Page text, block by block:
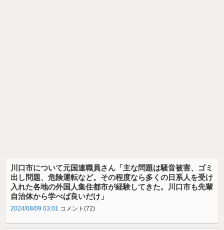
川口市について元国連職員さん「主な問題は騒音被害、ゴミ
出し問題、危険運転など。その程度なら多くの日系人を受け
入れた各地の外国人集住都市が経験してきた。川口市も先輩
自治体から学べば良いだけ」
2024/08/09 03:01 コメント(72)